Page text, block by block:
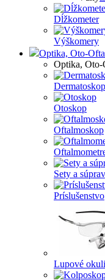
Dĺžkometer
Výškomery
Optika, Oto-
Optika, Oto-
Dermatoskop
Otoskop
Oftalmoskop
Sety a
Príslušenstvo
Lupové